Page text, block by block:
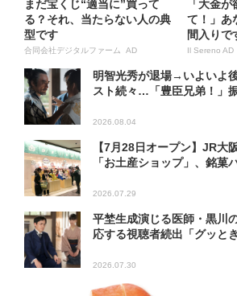
まだ宝くじ“適当に”買って
る？それ、当たらない人の典
型です
合同会社デジタルファーム AD
「大金
て！」あ
間入りで
Il Sereno AD
明智光秀が退場→いよいよ
スト続々…「豊臣兄弟！」
2026.08.04
【7月28日オープン】JR大
「お土産ショップ」、銘菓
2026.07.29
平埜生成演じる医師・黒川
応する視聴者続出「グッとき
2026.07.30